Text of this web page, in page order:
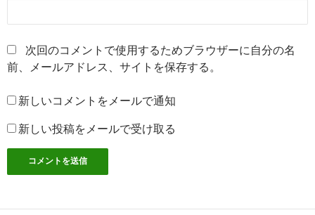
次回のコメントで使用するためブラウザーに自分の名
前、メールアドレス、サイトを保存する。
新しいコメントをメールで通知
新しい投稿をメールで受け取る